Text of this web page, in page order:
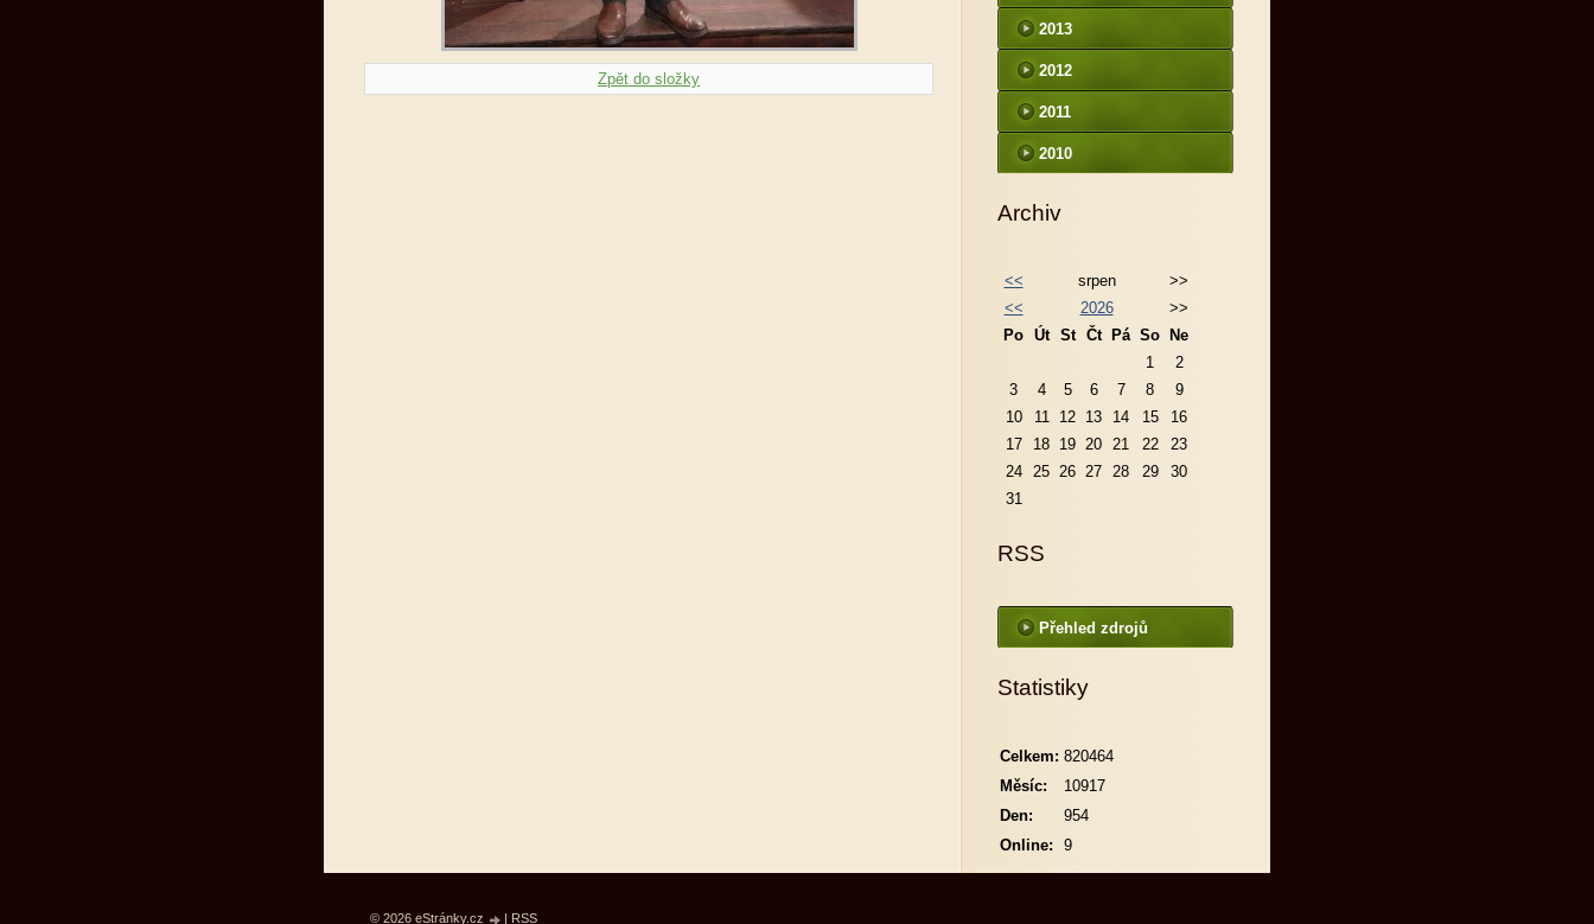
Zpět do složky
2013
2012
2011
2010
Archiv
<< srpen
>>
<<
2026
>>
Po Út St Čt Pá So
Ne
1
2
3
4 5 6 7 8
9
10
11 12 13 14 15
16
17
18 19 20 21 22
23
24
25 26 27 28 29
30
31
RSS
Přehled zdrojů
Statistiky
Online: 9
Celkem: 820464
Měsíc:
10917
Den:
954
© 2026 eStránky.cz | RSS